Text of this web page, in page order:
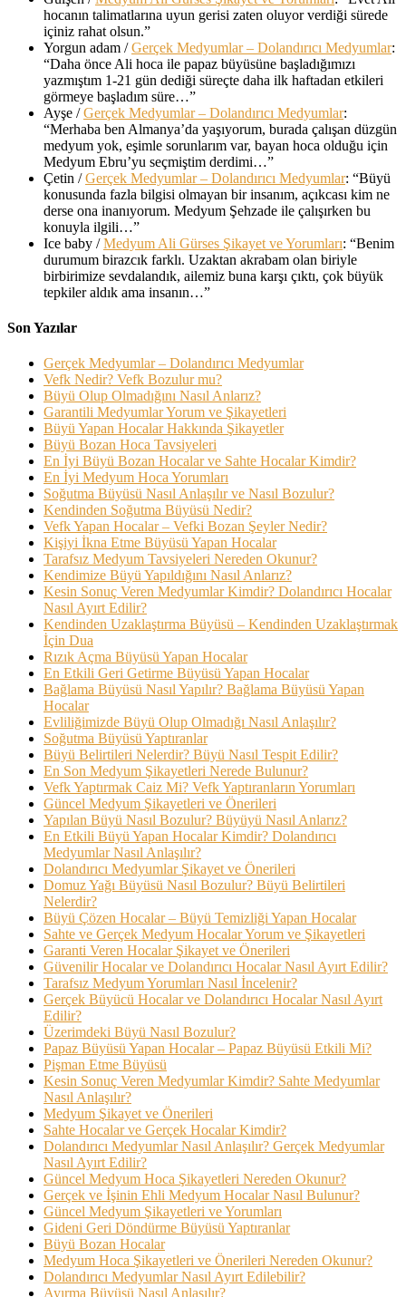
hocanın talimatlarına uyun gerisi zaten oluyor verdiği sürede
içiniz rahat olsun.”
Yorgun adam /Gerçek Medyumlar – Dolandırıcı Medyumlar:
“Daha önce Ali hoca ile papaz büyüsüne başladığımızı
yazmıştım 1-21 gün dediği süreçte daha ilk haftadan etkileri
görmeye başladım süre…”
Ayşe /Gerçek Medyumlar – Dolandırıcı Medyumlar:
“Merhaba ben Almanya’da yaşıyorum, burada çalışan düzgün
medyum yok, eşimle sorunlarım var, bayan hoca olduğu için
Medyum Ebru’yu seçmiştim derdimi…”
Çetin /Gerçek Medyumlar – Dolandırıcı Medyumlar: “Büyü
konusunda fazla bilgisi olmayan bir insanım, açıkcası kim ne
derse ona inanıyorum. Medyum Şehzade ile çalışırken bu
konuyla ilgili…”
Ice baby /Medyum Ali Gürses Şikayet ve Yorumları: “Benim
durumum birazcık farklı. Uzaktan akrabam olan biriyle
birbirimize sevdalandık, ailemiz buna karşı çıktı, çok büyük
tepkiler aldık ama insanın…”
Son Yazılar
Gerçek Medyumlar – Dolandırıcı Medyumlar
Vefk Nedir? Vefk Bozulur mu?
Büyü Olup Olmadığını Nasıl Anlarız?
Garantili Medyumlar Yorum ve Şikayetleri
Büyü Yapan Hocalar Hakkında Şikayetler
Büyü Bozan Hoca Tavsiyeleri
En İyi Büyü Bozan Hocalar ve Sahte Hocalar Kimdir?
En İyi Medyum Hoca Yorumları
Soğutma Büyüsü Nasıl Anlaşılır ve Nasıl Bozulur?
Kendinden Soğutma Büyüsü Nedir?
Vefk Yapan Hocalar – Vefki Bozan Şeyler Nedir?
Kişiyi İkna Etme Büyüsü Yapan Hocalar
Tarafsız Medyum Tavsiyeleri Nereden Okunur?
Kendimize Büyü Yapıldığını Nasıl Anlarız?
Kesin Sonuç Veren Medyumlar Kimdir? Dolandırıcı Hocalar
Nasıl Ayırt Edilir?
Kendinden Uzaklaştırma Büyüsü – Kendinden Uzaklaştırmak
İçin Dua
Rızık Açma Büyüsü Yapan Hocalar
En Etkili Geri Getirme Büyüsü Yapan Hocalar
Bağlama Büyüsü Nasıl Yapılır? Bağlama Büyüsü Yapan
Hocalar
Evliliğimizde Büyü Olup Olmadığı Nasıl Anlaşılır?
Soğutma Büyüsü Yaptıranlar
Büyü Belirtileri Nelerdir? Büyü Nasıl Tespit Edilir?
En Son Medyum Şikayetleri Nerede Bulunur?
Vefk Yaptırmak Caiz Mi? Vefk Yaptıranların Yorumları
Güncel Medyum Şikayetleri ve Önerileri
Yapılan Büyü Nasıl Bozulur? Büyüyü Nasıl Anlarız?
En Etkili Büyü Yapan Hocalar Kimdir? Dolandırıcı
Medyumlar Nasıl Anlaşılır?
Dolandırıcı Medyumlar Şikayet ve Önerileri
Domuz Yağı Büyüsü Nasıl Bozulur? Büyü Belirtileri
Nelerdir?
Büyü Çözen Hocalar – Büyü Temizliği Yapan Hocalar
Sahte ve Gerçek Medyum Hocalar Yorum ve Şikayetleri
Garanti Veren Hocalar Şikayet ve Önerileri
Güvenilir Hocalar ve Dolandırıcı Hocalar Nasıl Ayırt Edilir?
Tarafsız Medyum Yorumları Nasıl İncelenir?
Gerçek Büyücü Hocalar ve Dolandırıcı Hocalar Nasıl Ayırt
Edilir?
Üzerimdeki Büyü Nasıl Bozulur?
Papaz Büyüsü Yapan Hocalar – Papaz Büyüsü Etkili Mi?
Pişman Etme Büyüsü
Kesin Sonuç Veren Medyumlar Kimdir? Sahte Medyumlar
Nasıl Anlaşılır?
Medyum Şikayet ve Önerileri
Sahte Hocalar ve Gerçek Hocalar Kimdir?
Dolandırıcı Medyumlar Nasıl Anlaşılır? Gerçek Medyumlar
Nasıl Ayırt Edilir?
Güncel Medyum Hoca Şikayetleri Nereden Okunur?
Gerçek ve İşinin Ehli Medyum Hocalar Nasıl Bulunur?
Güncel Medyum Şikayetleri ve Yorumları
Gideni Geri Döndürme Büyüsü Yaptıranlar
Büyü Bozan Hocalar
Medyum Hoca Şikayetleri ve Önerileri Nereden Okunur?
Dolandırıcı Medyumlar Nasıl Ayırt Edilebilir?
Ayırma Büyüsü Nasıl Anlaşılır?